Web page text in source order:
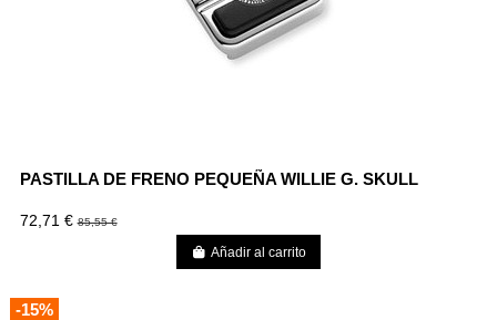
PASTILLA DE FRENO PEQUEÑA WILLIE G. SKULL
72,71 €85,55 €
Añadir al carrito
-15%